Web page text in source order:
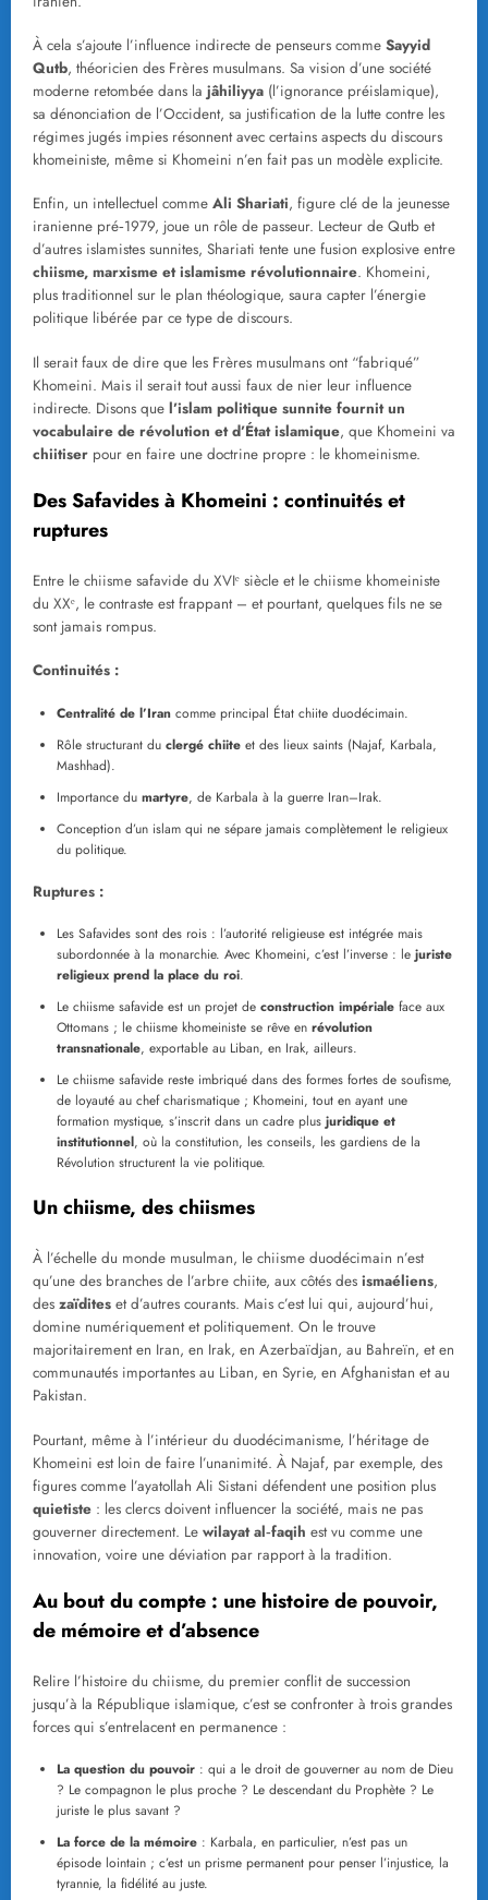
À cela s’ajoute l’influence indirecte de penseurs comme Sayyid
Qutb, théoricien des Frères musulmans. Sa vision d’une société
moderne retombée dans la jâhiliyya (l’ignorance préislamique),
sa dénonciation de l’Occident, sa justification de la lutte contre les
régimes jugés impies résonnent avec certains aspects du discours
khomeiniste, même si Khomeini n’en fait pas un modèle explicite.
Enfin, un intellectuel comme Ali Shariati, figure clé de la jeunesse
iranienne pré‑1979, joue un rôle de passeur. Lecteur de Qutb et
d’autres islamistes sunnites, Shariati tente une fusion explosive entre
chiisme, marxisme et islamisme révolutionnaire. Khomeini,
plus traditionnel sur le plan théologique, saura capter l’énergie
politique libérée par ce type de discours.
Il serait faux de dire que les Frères musulmans ont “fabriqué”
Khomeini. Mais il serait tout aussi faux de nier leur influence
indirecte. Disons que l’islam politique sunnite fournit un
vocabulaire de révolution et d’État islamique, que Khomeini va
chiitiser pour en faire une doctrine propre : le khomeinisme.
Des Safavides à Khomeini : continuités et
ruptures
Entre le chiisme safavide du XVIᵉ siècle et le chiisme khomeiniste
du XXᵉ, le contraste est frappant – et pourtant, quelques fils ne se
sont jamais rompus.
Continuités :
Centralité de l’Iran comme principal État chiite duodécimain.
Rôle structurant du clergé chiite et des lieux saints (Najaf, Karbala,
Mashhad).
Importance du martyre, de Karbala à la guerre Iran–Irak.
Conception d’un islam qui ne sépare jamais complètement le religieux
du politique.
Ruptures :
Les Safavides sont des rois : l’autorité religieuse est intégrée mais
subordonnée à la monarchie. Avec Khomeini, c’est l’inverse : le juriste
religieux prend la place du roi.
Le chiisme safavide est un projet de construction impériale face aux
Ottomans ; le chiisme khomeiniste se rêve en révolution
transnationale, exportable au Liban, en Irak, ailleurs.
Le chiisme safavide reste imbriqué dans des formes fortes de soufisme,
de loyauté au chef charismatique ; Khomeini, tout en ayant une
formation mystique, s’inscrit dans un cadre plus juridique et
institutionnel, où la constitution, les conseils, les gardiens de la
Révolution structurent la vie politique.
Un chiisme, des chiismes
À l’échelle du monde musulman, le chiisme duodécimain n’est
qu’une des branches de l’arbre chiite, aux côtés des ismaéliens,
des zaïdites et d’autres courants. Mais c’est lui qui, aujourd’hui,
domine numériquement et politiquement. On le trouve
majoritairement en Iran, en Irak, en Azerbaïdjan, au Bahreïn, et en
communautés importantes au Liban, en Syrie, en Afghanistan et au
Pakistan.
Pourtant, même à l’intérieur du duodécimanisme, l’héritage de
Khomeini est loin de faire l’unanimité. À Najaf, par exemple, des
figures comme l’ayatollah Ali Sistani défendent une position plus
quietiste : les clercs doivent influencer la société, mais ne pas
gouverner directement. Le wilayat al‑faqih est vu comme une
innovation, voire une déviation par rapport à la tradition.
Au bout du compte : une histoire de pouvoir,
de mémoire et d’absence
Relire l’histoire du chiisme, du premier conflit de succession
jusqu’à la République islamique, c’est se confronter à trois grandes
forces qui s’entrelacent en permanence :
La question du pouvoir : qui a le droit de gouverner au nom de Dieu
? Le compagnon le plus proche ? Le descendant du Prophète ? Le
juriste le plus savant ?
La force de la mémoire : Karbala, en particulier, n’est pas un
épisode lointain ; c’est un prisme permanent pour penser l’injustice, la
tyrannie, la fidélité au juste.